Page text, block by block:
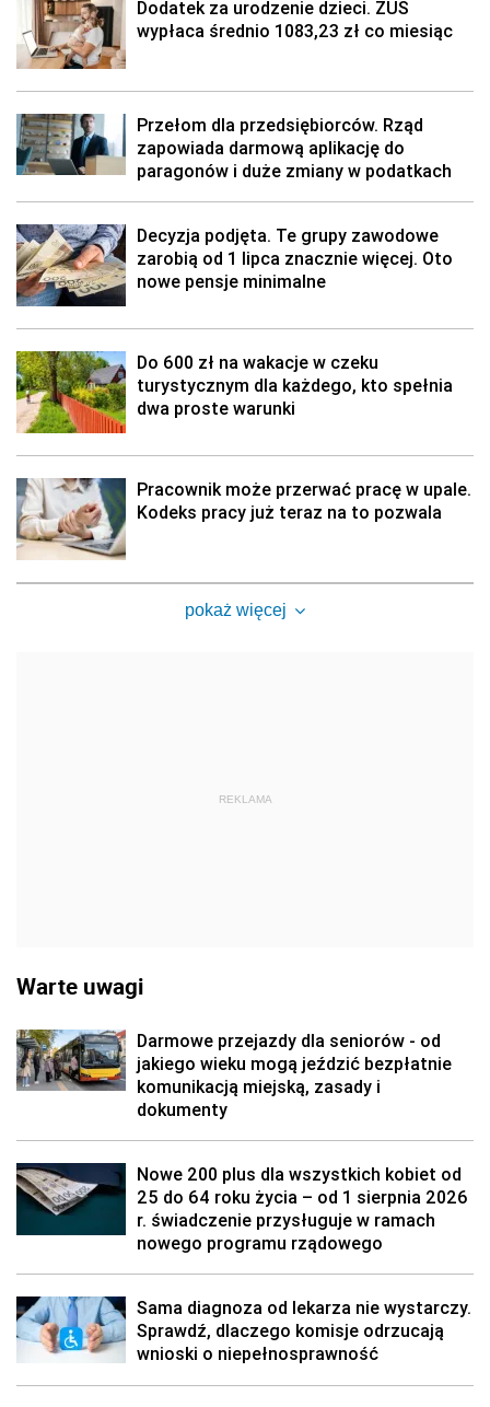
Dodatek za urodzenie dzieci. ZUS
wypłaca średnio 1083,23 zł co miesiąc
Przełom dla przedsiębiorców. Rząd
zapowiada darmową aplikację do
paragonów i duże zmiany w podatkach
Decyzja podjęta. Te grupy zawodowe
zarobią od 1 lipca znacznie więcej. Oto
nowe pensje minimalne
Do 600 zł na wakacje w czeku
turystycznym dla każdego, kto spełnia
dwa proste warunki
Pracownik może przerwać pracę w upale.
Kodeks pracy już teraz na to pozwala
pokaż więcej
REKLAMA
Warte uwagi
Darmowe przejazdy dla seniorów - od
jakiego wieku mogą jeździć bezpłatnie
komunikacją miejską, zasady i
dokumenty
Nowe 200 plus dla wszystkich kobiet od
25 do 64 roku życia – od 1 sierpnia 2026
r. świadczenie przysługuje w ramach
nowego programu rządowego
Sama diagnoza od lekarza nie wystarczy.
Sprawdź, dlaczego komisje odrzucają
wnioski o niepełnosprawność